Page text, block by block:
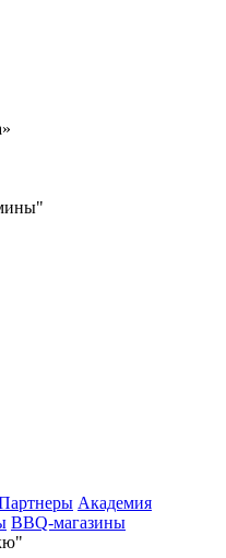
Академия
BBQ-магазины